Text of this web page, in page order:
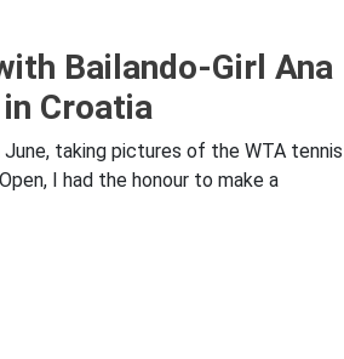
Bailando-Girl Ana
Croatia
June, taking pictures of the WTA tennis
I had the honour to make a